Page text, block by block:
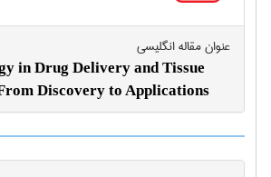
عنوان مقاله انگليسی
in Drug Delivery and Tissue
Discovery to Applications